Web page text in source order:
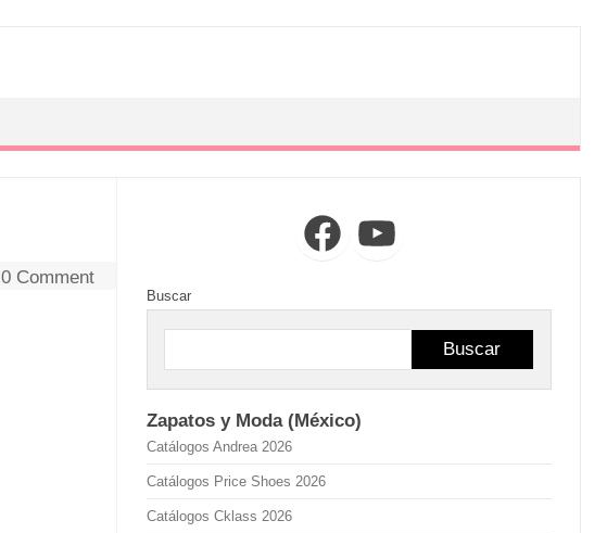
0 Comment
FacebookYouTube
Buscar
Buscar
Zapatos y Moda (México)
Catálogos Andrea 2026
Catálogos Price Shoes 2026
Catálogos Cklass 2026